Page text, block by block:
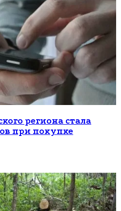
региона стала
при покупке